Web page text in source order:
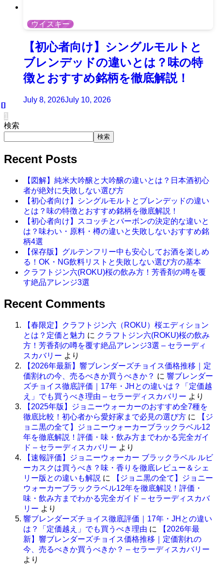
ウイスキー
【初心者向け】シングルモルトと
ブレンデッドの違いとは？味の特
徴とおすすめ銘柄を徹底解説！
July 8, 2026July 10, 2026
1
検索
検索
Recent Posts
【図解】純米大吟醸と大吟醸の違いとは？日本酒初心
者が絶対に失敗しない選び方
【初心者向け】シングルモルトとブレンデッドの違い
とは？味の特徴とおすすめ銘柄を徹底解説！
【初心者向け】スコッチとバーボンの決定的な違いと
は？味わい・原料・樽の違いと失敗しないおすすめ銘
柄4選
【保存版】グルテンフリー中も安心してお酒を楽しめ
る！OK・NG飲料リストと失敗しない選び方の基本
クラフトジン六(ROKU)桜の飲み方！芳香剤の噂を覆
す絶品アレンジ3選
Recent Comments
【春限定】クラフトジン六（ROKU）桜エディション
とは？定価と魅力 に クラフトジン六(ROKU)桜の飲み
方！芳香剤の噂を覆す絶品アレンジ3選 – セラーディ
スカバリー より
【2026年最新】響ブレンダーズチョイス価格推移｜定
価割れの今、売るべきか買うべきか？ に 響ブレンダー
ズチョイス徹底評価｜17年・JHとの違いは？「定価越
え」でも買うべき理由 – セラーディスカバリー より
【2025年版】ジョニーウォーカーのおすすめ全7種を
徹底比較！初心者から愛好家まで必見の選び方 に
【ジ
ョニ黒の全て】ジョニーウォーカーブラックラベル12
年を徹底解説！評価・味・飲み方までわかる完全ガイ
ド – セラーディスカバリー より
【速報評価】ジョニーウォーカー ブラックラベル ルビ
ーカスクは買うべき？味・香りを徹底レビュー＆シェ
リー版との違いも解説 に
【ジョニ黒の全て】ジョニー
ウォーカーブラックラベル12年を徹底解説！評価・
味・飲み方までわかる完全ガイド – セラーディスカバ
リー より
響ブレンダーズチョイス徹底評価｜17年・JHとの違い
は？「定価越え」でも買うべき理由 に
【2026年最
新】響ブレンダーズチョイス価格推移｜定価割れの
今、売るべきか買うべきか？ – セラーディスカバリー
より